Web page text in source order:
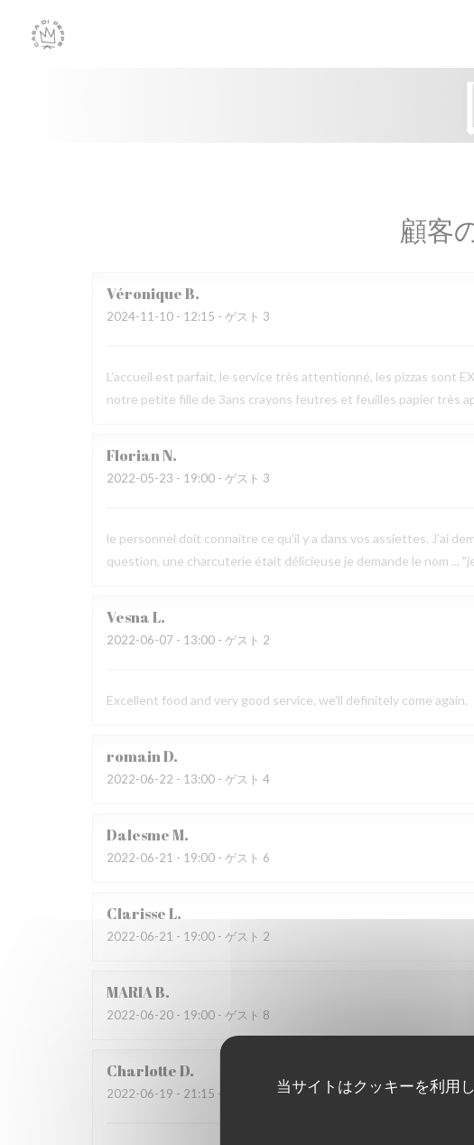
当サイトはクッキーを利用
顧客
VéroniqueB
2024-11-10 - 12:15 - ゲスト 3
L'accueil est parfait, le service très attentionné, les pizzas sont
notre petite fille de 3ans crayons feutres et feuilles papier très
FlorianN
2022-05-23 - 19:00 - ゲスト 3
le personnel doit connaitre ce qu'il y a dans vos assiettes. J'ai
question, une charcuterie était délicieuse je demande le nom ...
VesnaL
2022-06-07 - 13:00 - ゲスト 2
Excellent food and very good service, we'll definitely come again.
romainD
2022-06-22 - 13:00 - ゲスト 4
DalesmeM
2022-06-21 - 19:00 - ゲスト 6
ClarisseL
2022-06-21 - 19:00 - ゲスト 2
MARIAB
2022-06-20 - 19:00 - ゲスト 8
CharlotteD
2022-06-19 - 21:15 - ゲスト 2